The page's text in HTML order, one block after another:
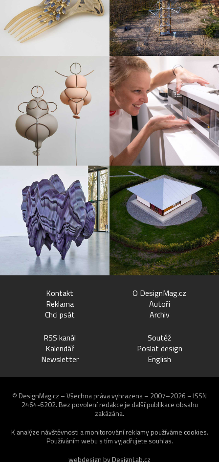
Kontakt
Reklama
Chci psát
O DesignMag.cz
Autoři
Archiv
RSS kanál
Kalendář
Newsletter
Soutěž
Poslat design
English
© DesignMag.cz – Všechna práva vyhrazena – 2007–2026 – ISSN
2464-6202. Bez povolení redakce je další publikace obsahu
zakázána.
K analýze návštěvnosti a monitorování reklamy používáme cookies.
Používáním webu s tím vyjadřujete souhlas.
webdesign byDesignLab.cz